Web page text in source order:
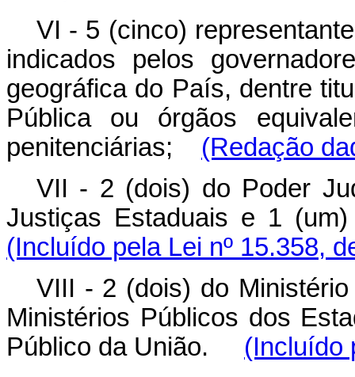
VI - 5 (cinco)
indicados pelos
geográfica do País, dentre
Pública ou órgãos
penitenciárias; (Redação
VII - 2 (dois) do Poder
Justiças Estaduais e 1
(Incluído pela Lei nº 15.358,
VIII - 2 (dois) do
Ministérios Públicos dos
Público da União. (Incluído